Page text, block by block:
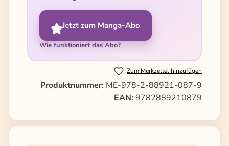
Jetzt zum Manga-Abo
Wie funktioniert das Abo?
Zum Merkzettel hinzufügen
Produktnummer: ME-978-2-88921-087-9
EAN: 9782889210879